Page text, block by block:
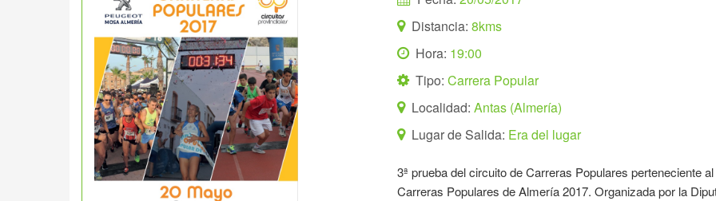
Distancia:8kms
Hora: 19:00
Tipo:Carrera Popular
Localidad:Antas (Almería)
Lugar de Salida: Era del lugar
3ª prueba del circuito de Carreras Populares perteneciente
Carreras Populares de Almería 2017. Organizada por la